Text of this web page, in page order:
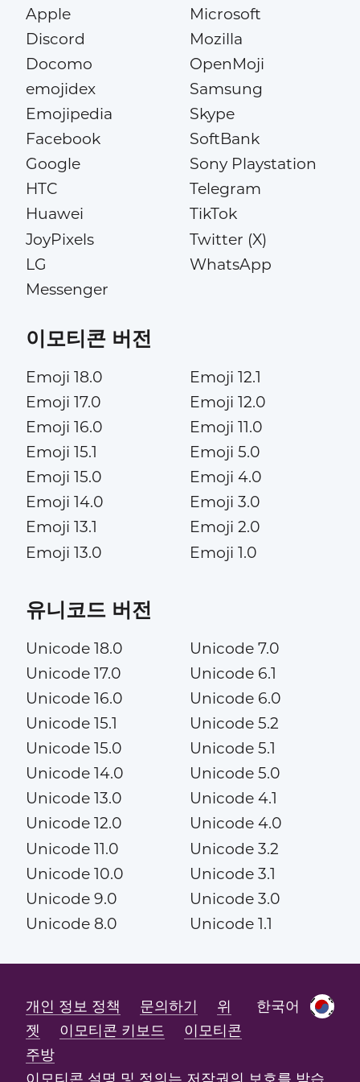
Apple
Discord
Docomo
emojidex
Emojipedia
Facebook
Google
HTC
Huawei
JoyPixels
LG
Messenger
Microsoft
Mozilla
OpenMoji
Samsung
Skype
SoftBank
Sony Playstation
Telegram
TikTok
Twitter (X)
WhatsApp
이모티콘 버전
Emoji 18.0
Emoji 17.0
Emoji 16.0
Emoji 15.1
Emoji 15.0
Emoji 14.0
Emoji 13.1
Emoji 13.0
Emoji 12.1
Emoji 12.0
Emoji 11.0
Emoji 5.0
Emoji 4.0
Emoji 3.0
Emoji 2.0
Emoji 1.0
유니코드 버전
Unicode 18.0
Unicode 17.0
Unicode 16.0
Unicode 15.1
Unicode 15.0
Unicode 14.0
Unicode 13.0
Unicode 12.0
Unicode 11.0
Unicode 10.0
Unicode 9.0
Unicode 8.0
Unicode 7.0
Unicode 6.1
Unicode 6.0
Unicode 5.2
Unicode 5.1
Unicode 5.0
Unicode 4.1
Unicode 4.0
Unicode 3.2
Unicode 3.1
Unicode 3.0
Unicode 1.1
한국어
개인 정보 정책 문의하기
위
젯
이모티콘 키보드
이모티콘
주방
이모티콘 설명 및 정의는 저작권의 보호를 받습